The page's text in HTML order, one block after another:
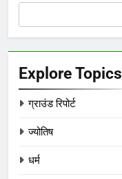
Explore Topics
ग्राउंड रिपोर्ट
ज्योतिष
धर्म